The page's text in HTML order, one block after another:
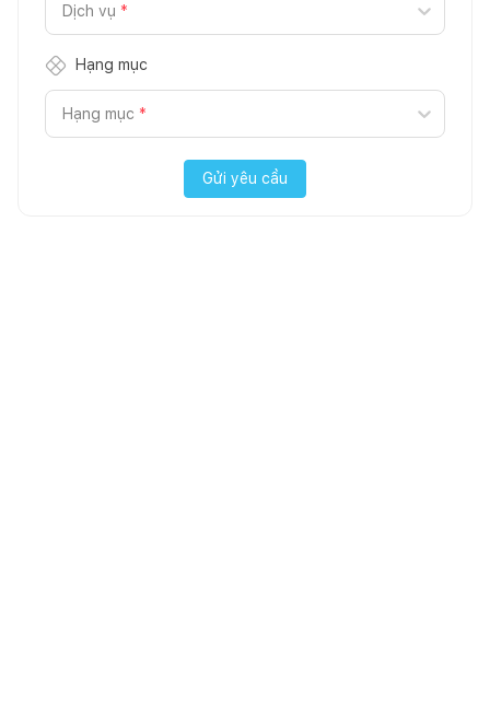
Dịch vụ *
Hạng mục
Hạng mục *
Gửi yêu cầu